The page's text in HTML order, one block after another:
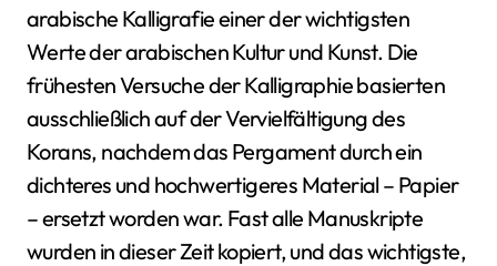
arabische Kalligrafie einer der wichtigsten
Werte der arabischen Kultur und Kunst. Die
frühesten Versuche der Kalligraphie basierten
ausschließlich auf der Vervielfältigung des
Korans, nachdem das Pergament durch ein
dichteres und hochwertigeres Material – Papier
– ersetzt worden war. Fast alle Manuskripte
wurden in dieser Zeit kopiert, und das wichtigste,